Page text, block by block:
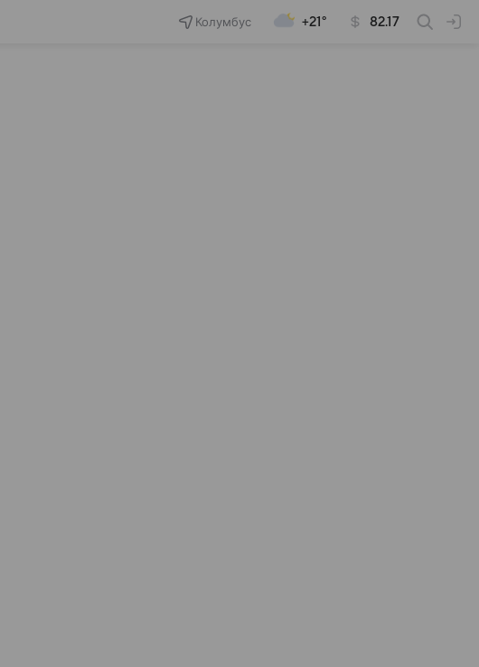
Колумбус +21° 82.17